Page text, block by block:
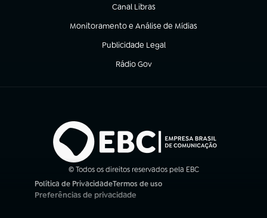
Canal Libras
(abre em nova aba)
Monitoramento e Análise de Mídias
(abre em nova aba)
Publicidade Legal
(abre em nova aba)
Rádio Gov
(abre em nova aba)
© Todos os direitos reservados pela EBC
Política de Privacidade
(abre em nova aba)
Termos de uso
(abre em nova aba)
Preferências de privacidade